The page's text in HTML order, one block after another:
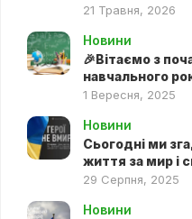
21 Травня, 2026
Новини
🎉Вітаємо з
навчального
1 Вересня, 2025
Новини
Сьогодні ми
життя за мир і
29 Серпня, 2025
Новини